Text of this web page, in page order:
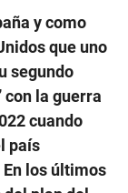
y como
que uno
segundo
con la guerra
cuando
país
los últimos